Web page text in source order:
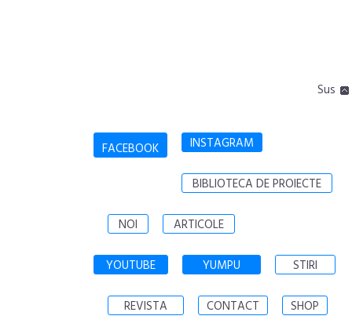
Sus
FACEBOOK INSTAGRAM
BIBLIOTECA DE PROIECTE
NOI ARTICOLE
YOUTUBE YUMPU STIRI
REVISTA CONTACT SHOP